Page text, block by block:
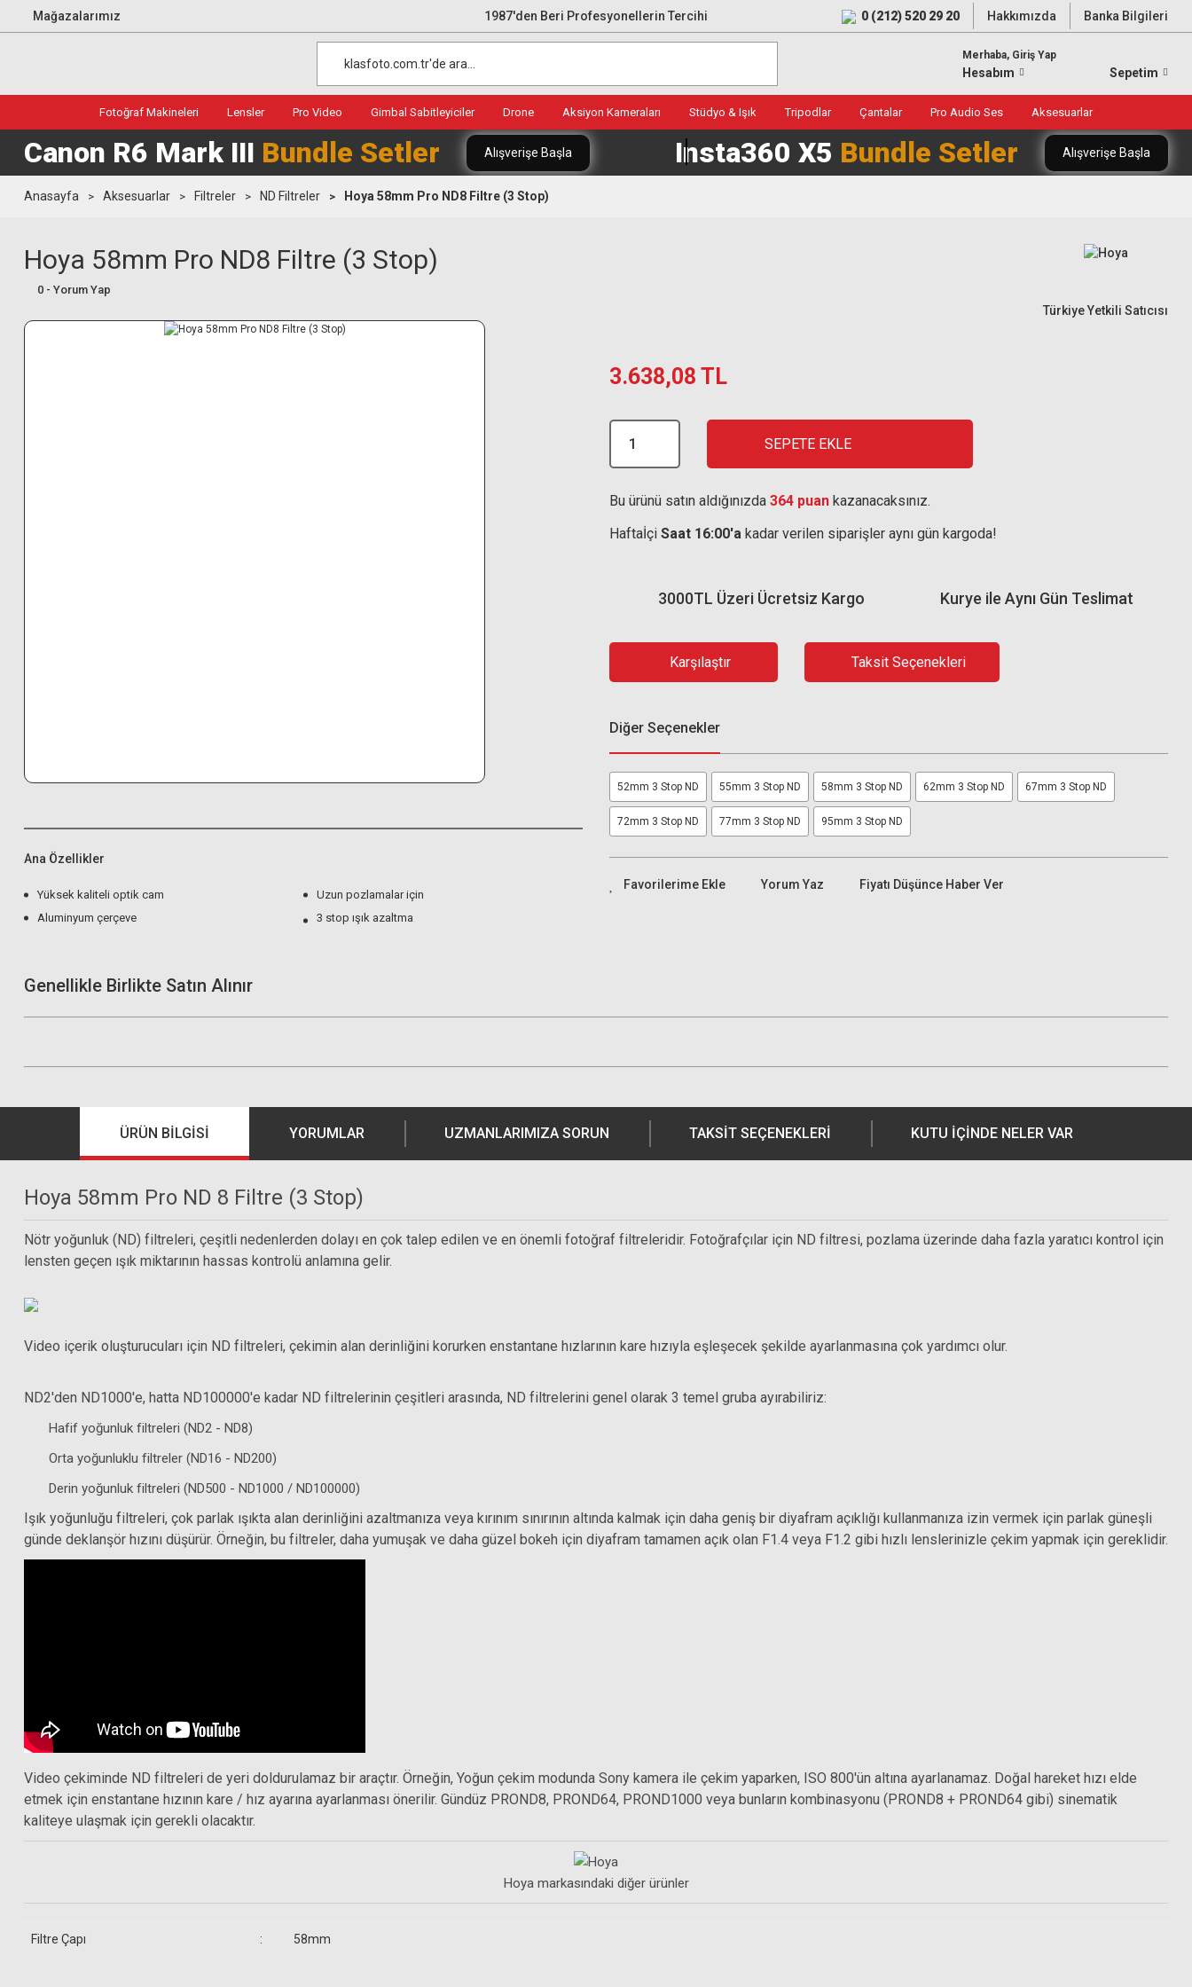
Mağazalarımız 1987'den Beri Profesyonellerin Tercihi 0 (212) 520 29 20 Hakkımızda Banka Bilgileri
Merhaba, Giriş Yap
Hesabım Sepetim
Fotoğraf Makineleri Lensler Pro Video Gimbal Sabitleyiciler Drone Aksiyon Kameraları Stüdyo & Işık Tripodlar Çantalar Pro Audio Ses Aksesuarlar
Canon R6 Mark III Bundle Setler Alışverişe Başla Insta360 X5 Bundle Setler Alışverişe Başla
Anasayfa Aksesuarlar Filtreler ND Filtreler Hoya 58mm Pro ND8 Filtre (3 Stop)
Hoya 58mm Pro ND8 Filtre (3 Stop)
0 - Yorum Yap
Türkiye Yetkili Satıcısı
Ana Özellikler
Yüksek kaliteli optik cam
Uzun pozlamalar için
Aluminyum çerçeve
3 stop ışık azaltma
3.638,08 TL
SEPETE EKLE
Bu ürünü satın aldığınızda 364 puan kazanacaksınız.
Haftaİçi Saat 16:00'a kadar verilen siparişler aynı gün kargoda!
Kurye ile Aynı Gün Teslimat
3000TL Üzeri Ücretsiz Kargo
Karşılaştır Taksit Seçenekleri
Diğer Seçenekler
52mm 3 Stop ND 55mm 3 Stop ND 58mm 3 Stop ND 62mm 3 Stop ND 67mm 3 Stop ND
72mm 3 Stop ND 77mm 3 Stop ND 95mm 3 Stop ND
Yorum Yaz Fiyatı Düşünce Haber Ver
Genellikle Birlikte Satın Alınır
S+M Rehberg Optik Sprey + 50 Yaprak Temizleme Kağıdı + Fırça Uçlu Hava Pompası
6.161,19 TL
Hoya 58mm HMC Close UP II +4 Filtre
Hoya 58mm Y2 Pro Yellow Filtre
5.494,50 TL
ÜRÜN BILGISI YORUMLAR UZMANLARIMIZA SORUN TAKSIT SEÇENEKLERI KUTU İÇİNDE NELER VAR
Hoya 58mm Pro ND 8 Filtre (3 Stop)
Nötr yoğunluk (ND) filtreleri, çeşitli nedenlerden dolayı en çok talep edilen ve en önemli fotoğraf filtreleridir. Fotoğrafçılar için ND filtresi, pozlama üzerinde daha fazla yaratıcı kontrol için
lensten geçen ışık miktarının hassas kontrolü anlamına gelir.
Video içerik oluşturucuları için ND filtreleri, çekimin alan derinliğini korurken enstantane hızlarının kare hızıyla eşleşecek şekilde ayarlanmasına çok yardımcı olur.
ND2'den ND1000'e, hatta ND100000'e kadar ND filtrelerinin çeşitleri arasında, ND filtrelerini genel olarak 3 temel gruba ayırabiliriz:
Hafif yoğunluk filtreleri (ND2 - ND8)
Orta yoğunluklu filtreler (ND16 - ND200)
Derin yoğunluk filtreleri (ND500 - ND1000 / ND100000)
Işık yoğunluğu filtreleri, çok parlak ışıkta alan derinliğini azaltmanıza veya kırınım sınırının altında kalmak için daha geniş bir diyafram açıklığı kullanmanıza izin vermek için parlak güneşli
günde deklanşör hızını düşürür. Örneğin, bu filtreler, daha yumuşak ve daha güzel bokeh için diyafram tamamen açık olan F1.4 veya F1.2 gibi hızlı lenslerinizle çekim yapmak için gereklidir.
Video çekiminde ND filtreleri de yeri doldurulamaz bir araçtır. Örneğin, Yoğun çekim modunda Sony kamera ile çekim yaparken, ISO 800'ün altına ayarlanamaz. Doğal hareket hızı elde
etmek için enstantane hızının kare / hız ayarına ayarlanması önerilir. Gündüz PROND8, PROND64, PROND1000 veya bunların kombinasyonu (PROND8 + PROND64 gibi) sinematik
kaliteye ulaşmak için gerekli olacaktır.
Hoya markasındaki diğer ürünler
Filtre Çapı : 58mm